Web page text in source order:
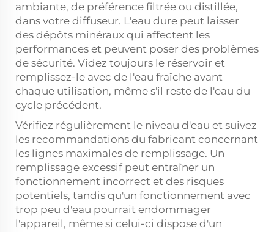
ambiante, de préférence filtrée ou distillée,
dans votre diffuseur. L'eau dure peut laisser
des dépôts minéraux qui affectent les
performances et peuvent poser des problèmes
de sécurité. Videz toujours le réservoir et
remplissez-le avec de l'eau fraîche avant
chaque utilisation, même s'il reste de l'eau du
cycle précédent.
Vérifiez régulièrement le niveau d'eau et suivez
les recommandations du fabricant concernant
les lignes maximales de remplissage. Un
remplissage excessif peut entraîner un
fonctionnement incorrect et des risques
potentiels, tandis qu'un fonctionnement avec
trop peu d'eau pourrait endommager
l'appareil, même si celui-ci dispose d'un